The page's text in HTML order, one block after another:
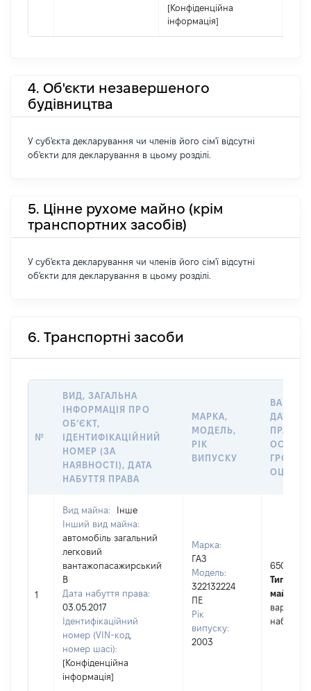
[Конфіденційна
інформація]
4. Об'єкти незавершеного
будівництва
У суб'єкта декларування чи членів його сім'ї відсутні
об'єкти для декларування в цьому розділі.
5. Цінне рухоме майно (крім
транспортних засобів)
У суб'єкта декларування чи членів його сім'ї відсутні
об'єкти для декларування в цьому розділі.
6. Транспортні засоби
№
ВИД, ЗАГАЛЬНА
ІНФОРМАЦІЯ ПРО
ОБʼЄКТ,
ІДЕНТИФІКАЦІЙНИЙ
НОМЕР (ЗА
НАЯВНОСТІ), ДАТА
НАБУТТЯ ПРАВА
МАРКА,
МОДЕЛЬ,
РІК
ВИПУСКУ
ДАТУ
ПРАВА
1
Вид майна:
Інше
Інший вид майна:
автомобіль загальний
легковий
вантажопасажирський
В
Дата набуття права:
03.05.2017
Ідентифікаційний
номер (VIN-код,
номер шасі):
[Конфіденційна
інформація]
Марка:
ГАЗ
Модель:
322132224
ПЕ
Рік
випуску:
2003
65000
Тип
майна:
вартість
набуття